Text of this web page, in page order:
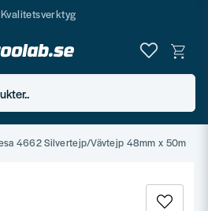
Kvalitetsverktyg
över 999 SEK*
järnhandel för alla
Butik i Göteborg
4662 Silvertejp/Vävtejp 48mm x 50m